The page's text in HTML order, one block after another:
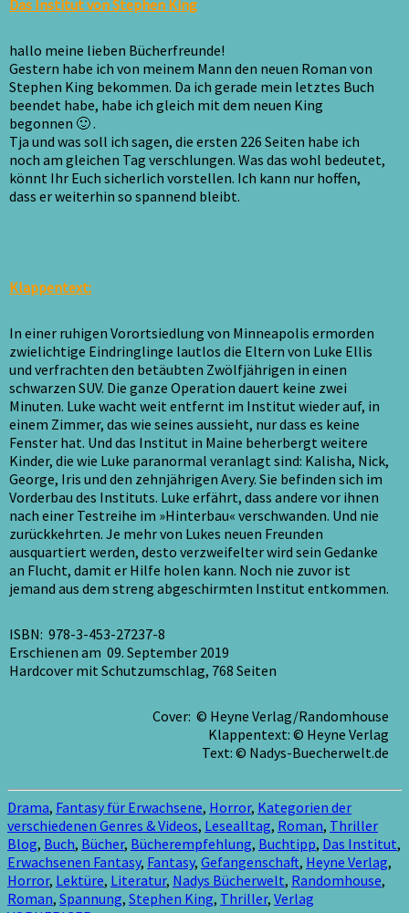
Lesealltag
Das Institut von Stephen King
hallo meine lieben Bücherfreunde!
Gestern habe ich von meinem Mann den neuen Roman von
Stephen King bekommen. Da ich gerade mein letztes Buch
beendet habe, habe ich gleich mit dem neuen King
begonnen 🙂 .
Tja und was soll ich sagen, die ersten 226 Seiten habe ich
noch am gleichen Tag verschlungen. Was das wohl bedeutet,
könnt Ihr Euch sicherlich vorstellen. Ich kann nur hoffen,
dass er weiterhin so spannend bleibt.
Klappentext:
In einer ruhigen Vorortsiedlung von Minneapolis ermorden
zwielichtige Eindringlinge lautlos die Eltern von Luke Ellis
und verfrachten den betäubten Zwölfjährigen in einen
schwarzen SUV. Die ganze Operation dauert keine zwei
Minuten. Luke wacht weit entfernt im Institut wieder auf, in
einem Zimmer, das wie seines aussieht, nur dass es keine
Fenster hat. Und das Institut in Maine beherbergt weitere
Kinder, die wie Luke paranormal veranlagt sind: Kalisha, Nick,
George, Iris und den zehnjährigen Avery. Sie befinden sich im
Vorderbau des Instituts. Luke erfährt, dass andere vor ihnen
nach einer Testreihe im »Hinterbau« verschwanden. Und nie
zurückkehrten. Je mehr von Lukes neuen Freunden
ausquartiert werden, desto verzweifelter wird sein Gedanke
an Flucht, damit er Hilfe holen kann. Noch nie zuvor ist
jemand aus dem streng abgeschirmten Institut entkommen.
ISBN: 978-3-453-27237-8
Erschienen am 09. September 2019
Hardcover mit Schutzumschlag, 768 Seiten
Cover: © Heyne Verlag/Randomhouse
Klappentext: © Heyne Verlag
Text: © Nadys-Buecherwelt.de
Drama, Fantasy für Erwachsene, Horror, Kategorien der
verschiedenen Genres & Videos, Lesealltag, Roman, Thriller
Blog, Buch, Bücher, Bücherempfehlung, Buchtipp, Das Institut,
Erwachsenen Fantasy, Fantasy, Gefangenschaft, Heyne Verlag,
Horror, Lektüre, Literatur, Nadys Bücherwelt, Randomhouse,
Roman, Spannung, Stephen King, Thriller, Verlag